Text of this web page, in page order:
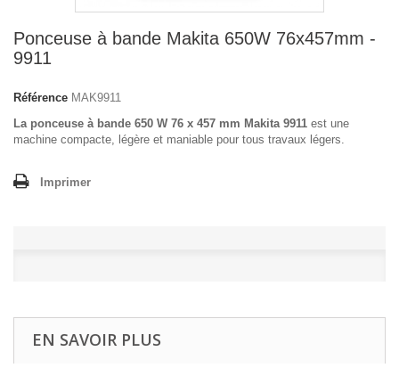
Ponceuse à bande Makita 650W 76x457mm -
9911
Référence MAK9911
La ponceuse à bande 650 W 76 x 457 mm Makita 9911 est une
machine compacte, légère et maniable pour tous travaux légers.
Imprimer
EN SAVOIR PLUS